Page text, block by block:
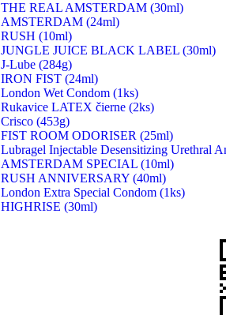
THE REAL AMSTERDAM (30ml)
AMSTERDAM (24ml)
RUSH (10ml)
JUNGLE JUICE BLACK LABEL (30ml)
J-Lube (284g)
IRON FIST (24ml)
London Wet Condom (1ks)
Rukavice LATEX čierne (2ks)
Crisco (453g)
FIST ROOM ODORISER (25ml)
Lubragel Injectable Desensitizing Urethral
AMSTERDAM SPECIAL (10ml)
RUSH ANNIVERSARY (40ml)
London Extra Special Condom (1ks)
HIGHRISE (30ml)